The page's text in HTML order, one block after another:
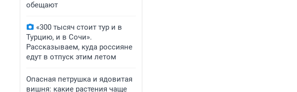
обещают
«300 тысяч стоит тур и в
Турцию, и в Сочи».
Рассказываем, куда россияне
едут в отпуск этим летом
Опасная петрушка и ядовитая
вишня: какие растения чаще